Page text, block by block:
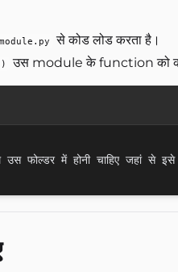
से कोड लोड करता है।
उस module के function को